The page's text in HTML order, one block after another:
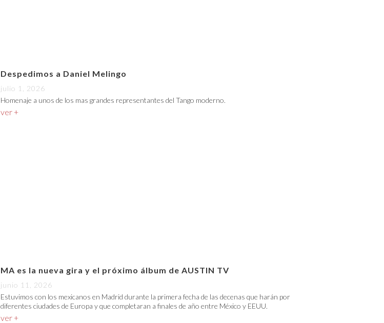
Despedimos a Daniel Melingo
julio 1, 2026
Homenaje a unos de los mas grandes representantes del Tango moderno.
ver +
MA es la nueva gira y el próximo álbum de AUSTIN TV
junio 11, 2026
Estuvimos con los mexicanos en Madrid durante la primera fecha de las decenas que harán por
diferentes ciudades de Europa y que completaran a finales de año entre México y EEUU.
ver +